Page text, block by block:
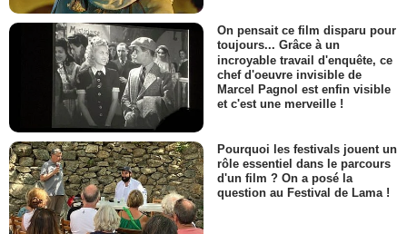
On pensait ce film disparu pour
toujours... Grâce à un
incroyable travail d'enquête, ce
chef d'oeuvre invisible de
Marcel Pagnol est enfin visible
et c'est une merveille !
Pourquoi les festivals jouent un
rôle essentiel dans le parcours
d'un film ? On a posé la
question au Festival de Lama !